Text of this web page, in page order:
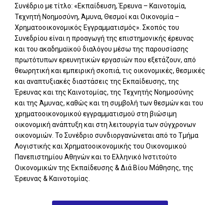
Συνέδριο με τίτλο: «Εκπαίδευση, Έρευνα – Καινοτομία,
Τεχνητή Νοημοσύνη, Άμυνα, Θεσμοί και Οικονομία –
Χρηματοοικονομικός Εγγραμματισμός». Σκοπός του
Συνεδρίου είναι η προαγωγή της επιστημονικής έρευνας
και του ακαδημαϊκού διαλόγου μέσω της παρουσίασης
πρωτότυπων ερευνητικών εργασιών που εξετάζουν, από
θεωρητική και εμπειρική σκοπιά, τις οικονομικές, θεσμικές
και αναπτυξιακές διαστάσεις της Εκπαίδευσης, της
Έρευνας και της Καινοτομίας, της Τεχνητής Νοημοσύνης
και της Άμυνας, καθώς και τη συμβολή των θεσμών και του
χρηματοοικονομικού εγγραμματισμού στη βιώσιμη
οικονομική ανάπτυξη και στη λειτουργία των σύγχρονων
οικονομιών. Το Συνέδριο συνδιοργανώνεται από το Τμήμα
Λογιστικής και Χρηματοοικονομικής του Οικονομικού
Πανεπιστημίου Αθηνών και το Ελληνικό Ινστιτούτο
Οικονομικών της Εκπαίδευσης & Διά Βίου Μάθησης, της
Έρευνας & Καινοτομίας.